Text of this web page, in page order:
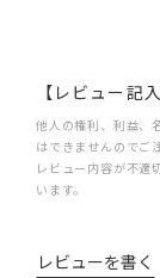
【レビュー記
他人の権利、利益、
はできませんのでご
レビュー内容が不適
います。
レビューを書く